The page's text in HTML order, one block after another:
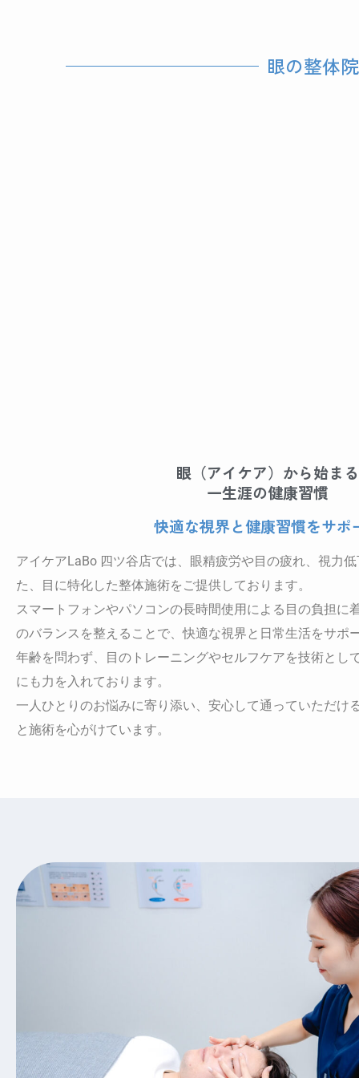
眼の整体
眼（アイケア）から始まる
一生涯の健康習慣
快適な視界と健康習慣をサポ
アイケアLaBo 四ツ谷店では、眼精疲労や目の疲れ、視力
た、目に特化した整体施術をご提供しております。
スマートフォンやパソコンの長時間使用による目の負担に
のバランスを整えることで、快適な視界と日常生活をサポ
年齢を問わず、目のトレーニングやセルフケアを技術とし
にも力を入れております。
一人ひとりのお悩みに寄り添い、安心して通っていただけ
と施術を心がけています。